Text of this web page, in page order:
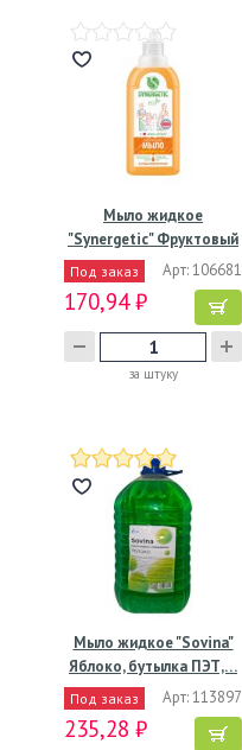
Мыло жидкое
"Synergetic" Фруктовый
микс,…
Под заказ Арт: 106681
170,94 ₽
за штуку
Мыло жидкое "Sovina"
Яблоко, бутылка ПЭТ,…
Под заказ Арт: 113897
235,28 ₽